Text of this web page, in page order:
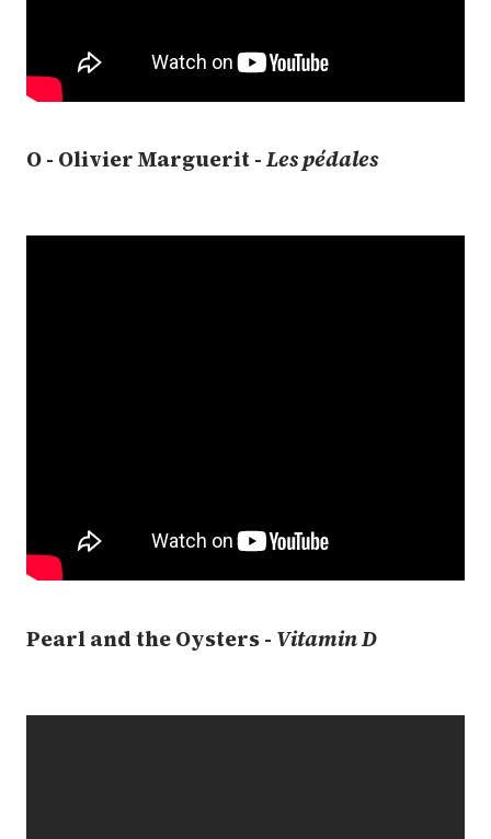
O - Olivier Marguerit -Les pédales
Pearl and the Oysters - Vitamin D